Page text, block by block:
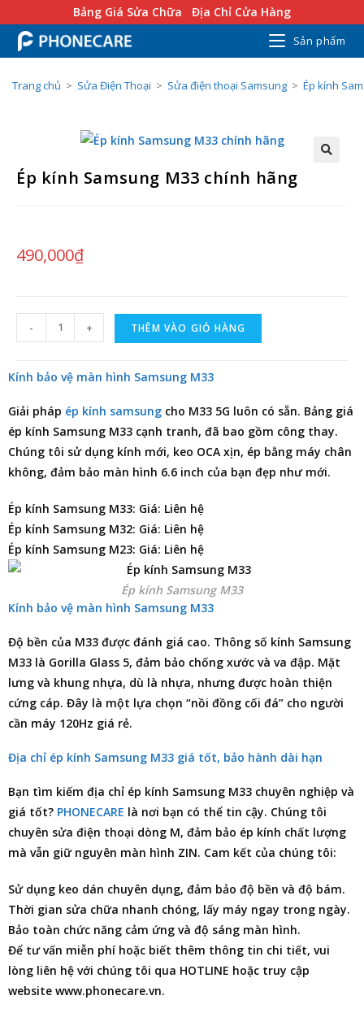
Bảng Giá Sửa Chữa Địa Chỉ Cửa Hàng
Sản phẩm
Trang chủ > Sửa Điện Thoại > Sửa điện thoại Samsung > Ép kính
Ép kính Samsung M33 chính hãng
490,000₫
- + THÊM VÀO GIỎ HÀNG
Kính bảo vệ màn hình Samsung M33
Giải pháp ép kính samsung cho M33 5G luôn có sẵn. Bảng giá
ép kính Samsung M33 cạnh tranh, đã bao gồm công thay.
Chúng tôi sử dụng kính mới, keo OCA xịn, ép bằng máy chân
không, đảm bảo màn hình 6.6 inch của bạn đẹp như mới.
Ép kính Samsung M33: Giá: Liên hệ
Ép kính Samsung M32: Giá: Liên hệ
Ép kính Samsung M23: Giá: Liên hệ
Ép kính Samsung M33
Kính bảo vệ màn hình Samsung M33
Độ bền của M33 được đánh giá cao. Thông số kính Samsung
M33 là Gorilla Glass 5, đảm bảo chống xước và va đập. Mặt
lưng và khung nhựa, dù là nhựa, nhưng được hoàn thiện
cứng cáp. Đây là một lựa chọn “nồi đồng cối đá” cho người
cần máy 120Hz giá rẻ.
Địa chỉ ép kính Samsung M33 giá tốt, bảo hành dài hạn
Bạn tìm kiếm địa chỉ ép kính Samsung M33 chuyên nghiệp và
giá tốt? PHONECARE là nơi bạn có thể tin cậy. Chúng tôi
chuyên sửa điện thoại dòng M, đảm bảo ép kính chất lượng
mà vẫn giữ nguyên màn hình ZIN. Cam kết của chúng tôi:
Sử dụng keo dán chuyên dụng, đảm bảo độ bền và độ bám.
Thời gian sửa chữa nhanh chóng, lấy máy ngay trong ngày.
Bảo toàn chức năng cảm ứng và độ sáng màn hình.
Để tư vấn miễn phí hoặc biết thêm thông tin chi tiết, vui
lòng liên hệ với chúng tôi qua HOTLINE hoặc truy cập
website www.phonecare.vn.